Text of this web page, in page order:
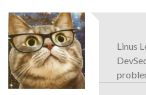
Linus